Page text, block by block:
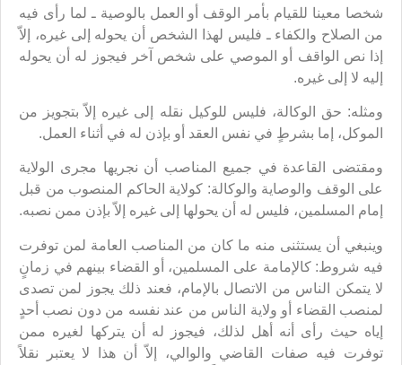
شخصا معينا للقيام بأمر الوقف أو العمل بالوصية ـ لما رأى فيه
من الصلاح والكفاء ـ فليس لهذا الشخص أن يحوله إلى غيره، إلاّ
إذا نص الواقف أو الموصي على شخص آخر فيجوز له أن يحوله
إليه لا إلى غيره.
ومثله: حق الوكالة، فليس للوكيل نقله إلى غيره إلاّ بتجويز من
الموكل، إما بشرطٍ في نفس العقد أو بإذن له في أثناء العمل.
ومقتضى القاعدة في جميع المناصب أن نجريها مجرى الولاية
على الوقف والوصاية والوكالة: كولاية الحاكم المنصوب من قبل
إمام المسلمين، فليس له أن يحولها إلى غيره إلاّ بإذن ممن نصبه.
وينبغي أن يستثنى منه ما كان من المناصب العامة لمن توفرت
فيه شروط: كالإمامة على المسلمين، أو القضاء بينهم في زمانٍ
لا يتمكن الناس من الاتصال بالإمام، فعند ذلك يجوز لمن تصدى
لمنصب القضاء أو ولاية الناس من عند نفسه من دون نصب أحدٍ
إياه حيث رأى أنه أهل لذلك، فيجوز له أن يتركها لغيره ممن
توفرت فيه صفات القاضي والوالي، إلاّ أن هذا لا يعتبر نقلاً